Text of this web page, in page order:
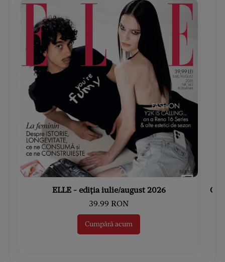
ELLE - ediția iulie/august 2026
39.99 RON
Cumpără acum